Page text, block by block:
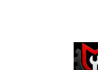
Scule Service Auto